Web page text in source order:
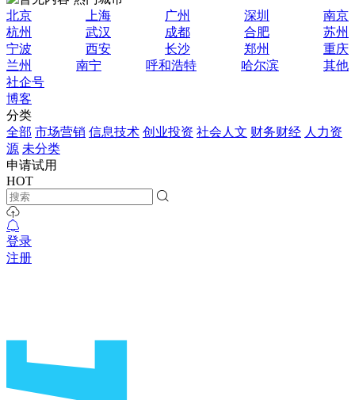
北京
上海 广州 深圳
南京
杭州
武汉 成都 合肥
苏州
宁波
西安 长沙 郑州
重庆
兰州
南宁 呼和浩特 哈尔滨
其他
社企号
博客
分类
全部 市场营销 信息技术 创业投资 社会人文 财务财经 人力资
源 未分类
申请试用
HOT
登录
注册